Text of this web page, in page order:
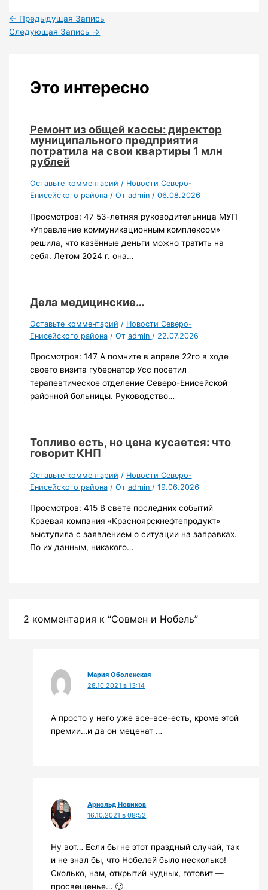
← Предыдущая Запись
Следующая Запись →
Это интересно
Ремонт из общей кассы: директор
муниципального предприятия
потратила на свои квартиры 1 млн
рублей
Оставьте комментарий / Новости Северо-
Енисейского района/ От admin / 06.08.2026
Просмотров: 47 53-летняя руководительница МУП
«Управление коммуникационным комплексом»
решила, что казённые деньги можно тратить на
себя. Летом 2024 г. она…
Дела медицинские…
Оставьте комментарий / Новости Северо-
Енисейского района/ От admin / 22.07.2026
Просмотров: 147 А помните в апреле 22го в ходе
своего визита губернатор Усс посетил
терапевтическое отделение Северо-Енисейской
районной больницы. Руководство…
Топливо есть, но цена кусается: что
говорит КНП
Оставьте комментарий / Новости Северо-
Енисейского района/ От admin / 19.06.2026
Просмотров: 415 В свете последних событий
Краевая компания «Красноярскнефтепродукт»
выступила с заявлением о ситуации на заправках.
По их данным, никакого…
2 комментария к “Совмен и Нобель”
Мария Оболенская
28.10.2021 в 13:14
А просто у него уже все-все-есть, кроме этой
премии…и да он меценат …
Арнольд Новиков
16.10.2021 в 08:52
Ну вот… Если бы не этот праздный случай, так
и не знал бы, что Нобелей было несколько!
Сколько, нам, открытий чудных, готовит —
просвещенье… 🙂